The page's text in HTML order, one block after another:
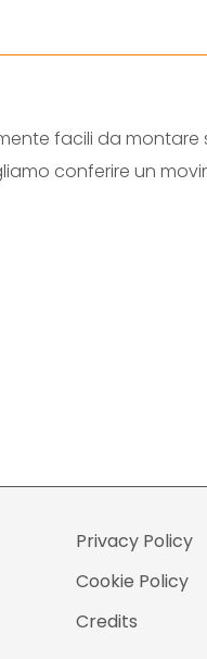
facili da montare
conferire un
Privacy Policy
Cookie Policy
Credits